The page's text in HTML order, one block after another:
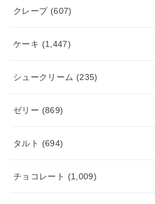
クレープ (607)
ケーキ (1,447)
シュークリーム (235)
ゼリー (869)
タルト (694)
チョコレート (1,009)